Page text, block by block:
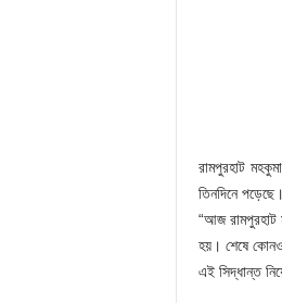
রামপুরহাট
তিনদিনে
“আজ রামপুরহাট
হয়। শেষে কোনও
এই সিদ্ধান্ত